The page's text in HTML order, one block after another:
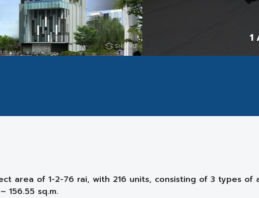
1
area of ​​1-2-76 rai, with 216 units, consisting of 3 types of
156.55 sq.m.